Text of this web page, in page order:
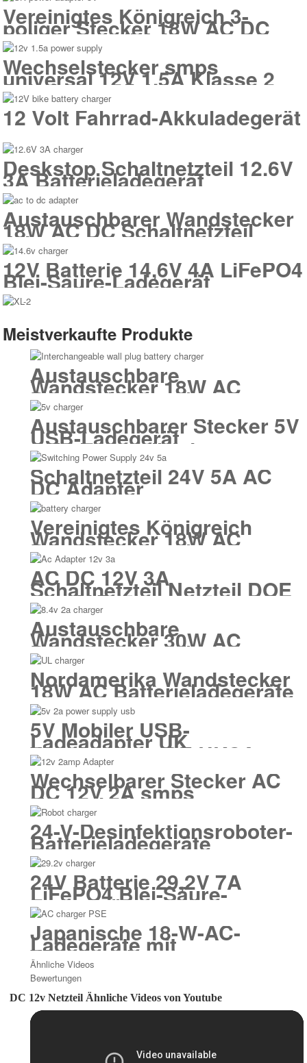
Vereinigtes Königreich 3-
poliger Stecker 18W AC DC
Schaltnetzteil Adapter
Wechselstecker smps
universal 12V 1,5A Klasse 2
Schaltnetzteil Adapter
12 Volt Fahrrad-Akkuladegerät
Deskstop Schaltnetzteil 12.6V
3A Batterieladegerät
Austauschbarer Wandstecker
18W AC DC Schaltnetzteil
Adapter
12V Batterie 14,6V 4A LiFePO4
Blei-Säure-Ladegerät
Meistverkaufte Produkte
Austauschbare
Wandstecker 18W AC
Batterieladegeräte
Austauschbarer Stecker 5V
USB-Ladegerät
Schaltnetzteil Adapter
Schaltnetzteil 24V 5A AC
DC Adapter
Vereinigtes Königreich
Wandstecker 18W AC
Batterieladegeräte
AC DC 12V 3A
Schaltnetzteil Netzteil DOE
Level VI
Austauschbare
Wandstecker 30W AC
Batterieladegeräte
Nordamerika Wandstecker
18W AC Batterieladegeräte
5V Mobiler USB-
Ladeadapter UK
Wandstecker CE UKCA
Wechselbarer Stecker AC
DC 12V 2A smps
Netzteiladapter
24-V-Desinfektionsroboter-
Batterieladegeräte
24V Batterie 29,2V 7A
LiFePO4 Blei-Säure-
Ladegerät
Japanische 18-W-AC-
Ladegeräte mit
Wandstecker
Ähnliche Videos
Bewertungen
DC 12v Netzteil Ähnliche Videos von Youtube